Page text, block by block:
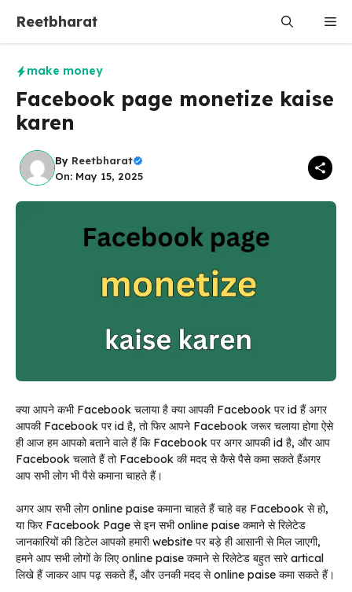
content
Reetbharat
make money
Facebook page monetize kaise
karen
By Reetbharat
On: May 15, 2025
क्या आपने कभी Facebook चलाया है क्या आपकी Facebook पर id हैं अगर
आपकी Facebook पर id है, तो फिर आपने Facebook जरूर चलाया होगा ऐसे
ही आज हम आपको बताने वाले हैं कि Facebook पर अगर आपकी id है, और आप
Facebook चलाते हैं तो Facebook की मदद से कैसे पैसे कमा सकते हैंअगर
आप सभी लोग भी पैसे कमाना चाहते हैं।
अगर आप सभी लोग online paise कमाना चाहते हैं चाहे वह Facebook से हो,
या फिर Facebook Page से इन सभी online paise कमाने से रिलेटेड
जानकारियों की डिटेल आपको हमारी website पर बड़े ही आसानी से मिल जाएगी,
हमने आप सभी लोगों के लिए online paise कमाने से रिलेटेड बहुत सारे artical
लिखे हैं जाकर आप पढ़ सकते हैं, और उनकी मदद से online paise कमा सकते हैं।